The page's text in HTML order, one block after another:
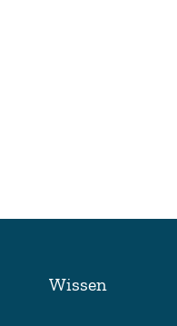
Wissen